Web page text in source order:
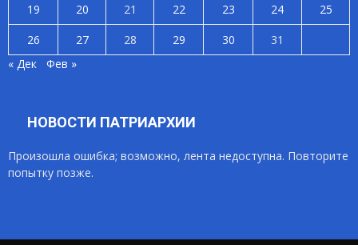
19
20 21 22 23 24
25
26
27 28 29 30
31
« Дек
Фев »
НОВОСТИ ПАТРИАРХИИ
Произошла ошибка; возможно, лента недоступна. Повторите
попытку позже.